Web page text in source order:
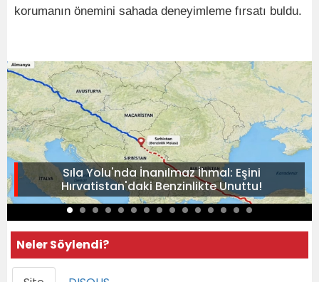
korumanın önemini sahada deneyimleme fırsatı buldu.
Sıla Yolu'nda İnanılmaz İhmal: Eşini
Hırvatistan'daki Benzinlikte Unuttu!
Neler Söylendi?